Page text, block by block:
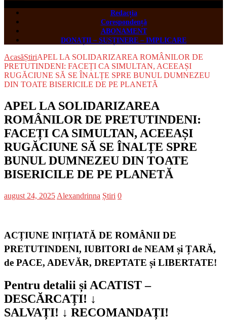
Redacția
Corespondență
ABONAMENT
DONAȚII – SUSȚINERE – IMPLICARE
AcasăȘtiriAPEL LA SOLIDARIZAREA ROMÂNILOR DE
PRETUTINDENI: FACEȚI CA SIMULTAN, ACEEAȘI
RUGĂCIUNE SĂ SE ÎNALȚE SPRE BUNUL DUMNEZEU
DIN TOATE BISERICILE DE PE PLANETĂ
APEL LA SOLIDARIZAREA
ROMÂNILOR DE PRETUTINDENI:
FACEȚI CA SIMULTAN, ACEEAȘI
RUGĂCIUNE SĂ SE ÎNALȚE SPRE
BUNUL DUMNEZEU DIN TOATE
BISERICILE DE PE PLANETĂ
august 24, 2025 Alexandrinna Știri 0
ACȚIUNE INIȚIATĂ DE ROMÂNII DE
PRETUTINDENI, IUBITORI de NEAM și ȚARĂ,
de PACE, ADEVĂR, DREPTATE și LIBERTATE!
Pentru detalii și ACATIST –
DESCĂRCAȚI! ↓
SALVAȚI! ↓ RECOMANDAȚI!